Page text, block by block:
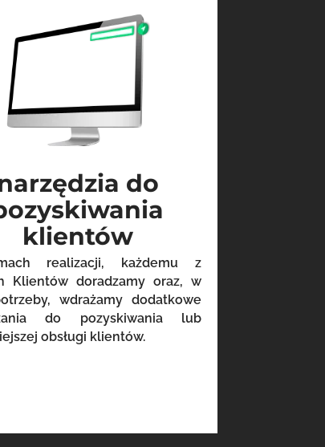
do
klientów
realizacji, każdemu z
Klientów doradzamy oraz, w
wdrażamy dodatkowe
do pozyskiwania lub
obsługi klientów.